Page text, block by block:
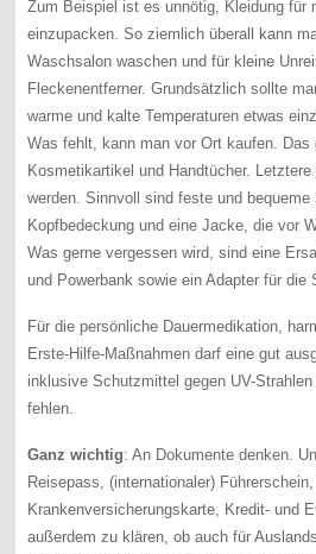
Zum Beispiel ist es unnötig, Kleidung für
einzupacken. So ziemlich überall kann
Waschsalon waschen und für kleine
Fleckenentferner. Grundsätzlich sollte
warme und kalte Temperaturen etwas
Was fehlt, kann man vor Ort kaufen. Das
Kosmetikartikel und Handtücher.
werden. Sinnvoll sind feste und bequeme
Kopfbedeckung und eine Jacke, die vor
Was gerne vergessen wird, sind eine
und Powerbank sowie ein Adapter für die
Für die persönliche Dauermedikation,
Erste-Hilfe-Maßnahmen darf eine gut
inklusive Schutzmittel gegen UV-
fehlen.
Ganz wichtig: An Dokumente denken.
Reisepass, (internationaler)
Krankenversicherungskarte, Kredit- und
außerdem zu klären, ob auch für